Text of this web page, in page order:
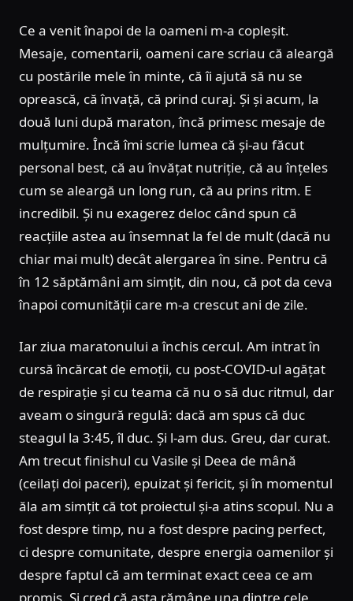
Ce a venit înapoi de la oameni m-a copleșit.
Mesaje, comentarii, oameni care scriau că aleargă
cu postările mele în minte, că îi ajută să nu se
oprească, că învață, că prind curaj. Și și acum, la
două luni după maraton, încă primesc mesaje de
mulțumire. Încă îmi scrie lumea că și-au făcut
personal best, că au învățat nutriție, că au înțeles
cum se aleargă un long run, că au prins ritm. E
incredibil. Și nu exagerez deloc când spun că
reacțiile astea au însemnat la fel de mult (dacă nu
chiar mai mult) decât alergarea în sine. Pentru că
în 12 săptămâni am simțit, din nou, că pot da ceva
înapoi comunității care m-a crescut ani de zile.
Iar ziua maratonului a închis cercul. Am intrat în
cursă încărcat de emoții, cu post-COVID-ul agățat
de respirație și cu teama că nu o să duc ritmul, dar
aveam o singură regulă: dacă am spus că duc
steagul la 3:45, îl duc. Și l-am dus. Greu, dar curat.
Am trecut finishul cu Vasile și Deea de mână
(ceilați doi paceri), epuizat și fericit, și în momentul
ăla am simțit că tot proiectul și-a atins scopul. Nu a
fost despre timp, nu a fost despre pacing perfect,
ci despre comunitate, despre energia oamenilor și
despre faptul că am terminat exact ceea ce am